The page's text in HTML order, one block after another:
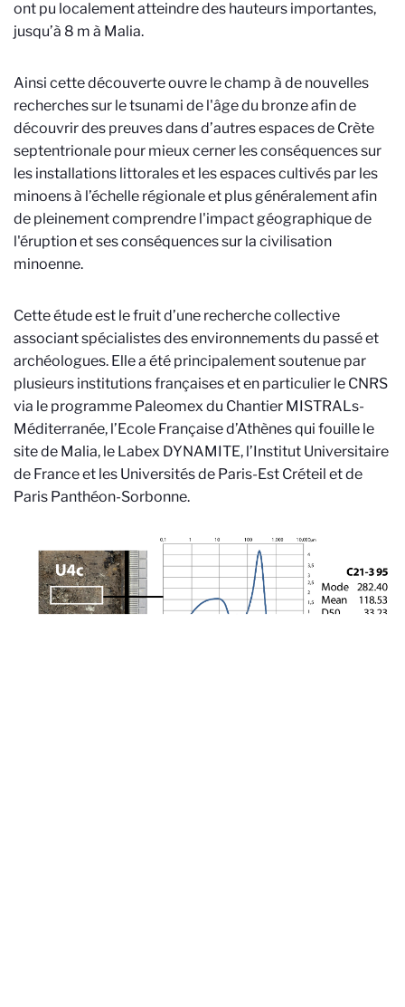
ont pu localement atteindre des hauteurs importantes,
jusqu’à 8 m à Malia.
Ainsi cette découverte ouvre le champ à de nouvelles
recherches sur le tsunami de l'âge du bronze afin de
découvrir des preuves dans d’autres espaces de Crète
septentrionale pour mieux cerner les conséquences sur
les installations littorales et les espaces cultivés par les
minoens à l’échelle régionale et plus généralement afin
de pleinement comprendre l'impact géographique de
l'éruption et ses conséquences sur la civilisation
minoenne.
Cette étude est le fruit d’une recherche collective
associant spécialistes des environnements du passé et
archéologues. Elle a été principalement soutenue par
plusieurs institutions françaises et en particulier le CNRS
via le programme Paleomex du Chantier MISTRALs-
Méditerranée, l’Ecole Française d’Athènes qui fouille le
site de Malia, le Labex DYNAMITE, l’Institut Universitaire
de France et les Universités de Paris-Est Créteil et de
Paris Panthéon-Sorbonne.